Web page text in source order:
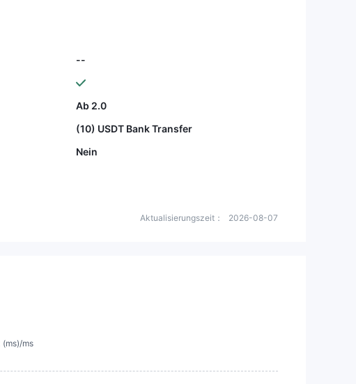
--
Ab 2.0
(10) USDT Bank Transfer
Nein
Aktualisierungszeit： 2026-08-07
ms